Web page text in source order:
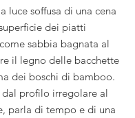
luce soffusa di una cena
dei piatti
sabbia bagnata al
il legno delle bacchette
dei boschi di bamboo.
profilo irregolare al
parla di tempo e di una